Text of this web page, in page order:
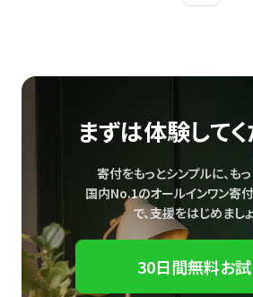
まずは体験してく
寄付をもっとシンプルに、も
国内No.1のオールインワン寄
で、支援をはじめましょ
30日間無料お